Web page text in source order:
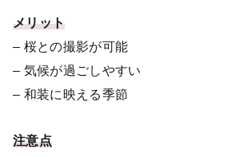
メリット
– 桜との撮影が可能
– 気候が過ごしやすい
– 和装に映える季節
注意点